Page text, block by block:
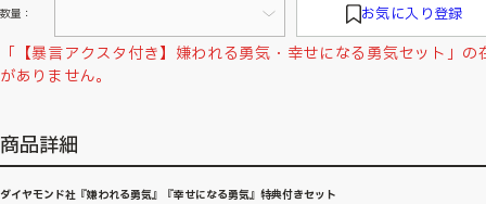
数量： お気に入り登録
「【暴言アクスタ付き】嫌われる勇気・幸せになる勇気セット」の
がありません。
商品詳細
ダイヤモンド社『嫌われる勇気』『幸せになる勇気』特典付きセット